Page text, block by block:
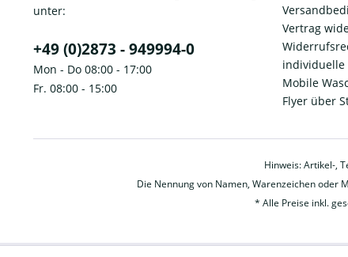
unter:
+49 (0)2873 - 949994-0
Mon - Do 08:00 - 17:00
Fr. 08:00 - 15:00
Vertrag
individuelle
Mobile
Flyer über
Hinweis: Artikel-,
Die Nennung von Namen, Warenzeichen oder
* Alle Preise inkl.